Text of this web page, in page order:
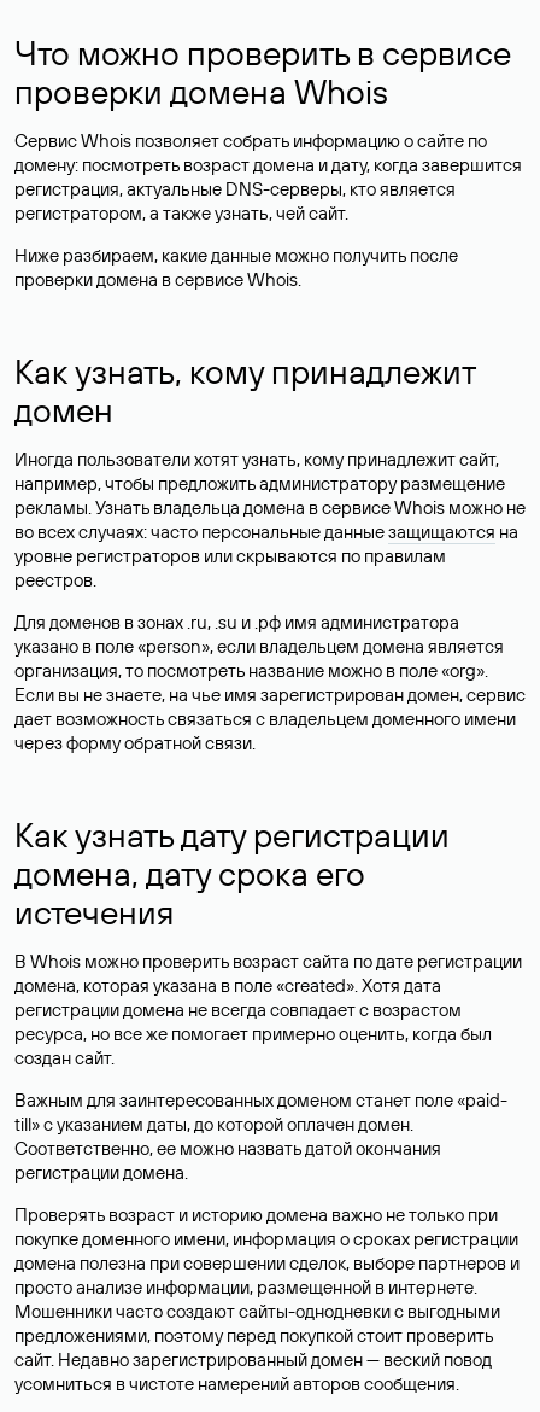
Что можно проверить в сервисе
проверки домена Whois
Сервис Whois позволяет собрать информацию о сайте по
домену: посмотреть возраст домена и дату, когда завершится
регистрация, актуальные DNS-серверы, кто является
регистратором, а также узнать, чей сайт.
Ниже разбираем, какие данные можно получить после
проверки домена в сервисе Whois.
Как узнать, кому принадлежит
домен
Иногда пользователи хотят узнать, кому принадлежит сайт,
например, чтобы предложить администратору размещение
рекламы. Узнать владельца домена в сервисе Whois можно не
во всех случаях: часто персональные данныезащищаются на
уровне регистраторов или скрываются по правилам
реестров.
Для доменов в зонах .ru, .su и .рф имя администратора
указано в поле «person», если владельцем домена является
организация, то посмотреть название можно в поле «org».
Если вы не знаете, на чье имя зарегистрирован домен, сервис
дает возможность связаться с владельцем доменного имени
через форму обратной связи.
Как узнать дату регистрации
домена, дату срока его
истечения
В Whois можно проверить возраст сайта по дате регистрации
домена, которая указана в поле «created». Хотя дата
регистрации домена не всегда совпадает с возрастом
ресурса, но все же помогает примерно оценить, когда был
создан сайт.
Важным для заинтересованных доменом станет поле «paid-
till» с указанием даты, до которой оплачен домен.
Соответственно, ее можно назвать датой окончания
регистрации домена.
Проверять возраст и историю домена важно не только при
покупке доменного имени, информация о сроках регистрации
домена полезна при совершении сделок, выборе партнеров и
просто анализе информации, размещенной в интернете.
Мошенники часто создают сайты-однодневки с выгодными
предложениями, поэтому перед покупкой стоит проверить
сайт. Недавно зарегистрированный домен — веский повод
усомниться в чистоте намерений авторов сообщения.